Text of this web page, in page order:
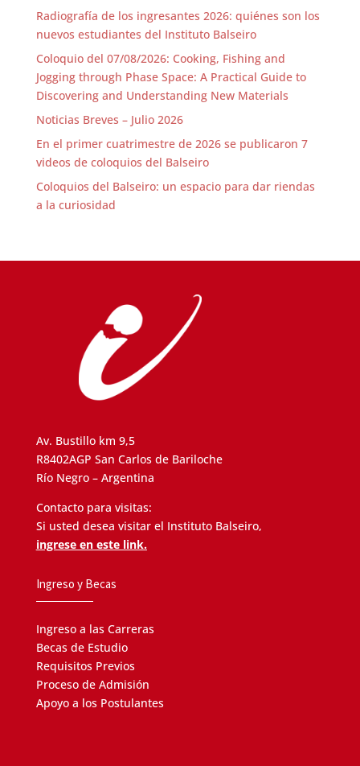
Radiografía de los ingresantes 2026: quiénes son los
nuevos estudiantes del Instituto Balseiro
Coloquio del 07/08/2026: Cooking, Fishing and
Jogging through Phase Space: A Practical Guide to
Discovering and Understanding New Materials
Noticias Breves – Julio 2026
En el primer cuatrimestre de 2026 se publicaron 7
videos de coloquios del Balseiro
Coloquios del Balseiro: un espacio para dar riendas
a la curiosidad
Av. Bustillo km 9,5
R8402AGP San Carlos de Bariloche
Río Negro – Argentina
Contacto para visitas:
Si usted desea visitar el Instituto Balseiro,
ingrese en este link.
Ingreso y Becas
Ingreso a las Carreras
Becas de Estudio
Requisitos Previos
Proceso de Admisión
Apoyo a los Postulantes